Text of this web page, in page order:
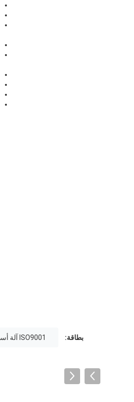
بطاقة: ISO9001 آلة أسطوانة تقويم